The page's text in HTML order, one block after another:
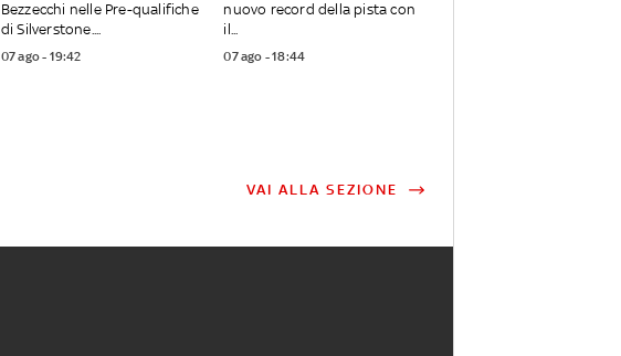
Bezzecchi nelle Pre-qualifiche
di Silverstone....
07 ago - 19:42
nuovo record della pista con
il...
07 ago - 18:44
VAI ALLA SEZIONE